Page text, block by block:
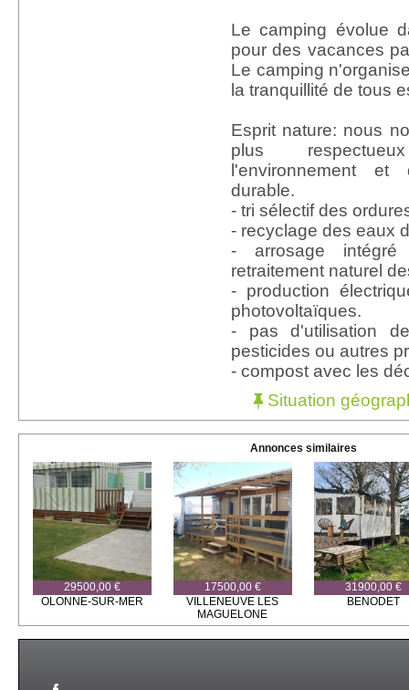
Le camping évolue
pour des vacances
Le camping
la tranquillité de tous
Esprit nature: nous
plus
l'environnement
durable.
- tri sélectif des
- recyclage des eaux
- arrosage
retraitement naturel
- production
photovoltaïques.
- pas d'utilisation
pesticides ou autres
- compost avec les
Situation
Annonces similaires
29500,00 €
OLONNE-SUR-MER
17500,00 €
VILLENEUVE LES
MAGUELONE
31900,00 €
BENODET